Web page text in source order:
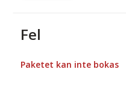
Fel
Paketet kan inte bokas